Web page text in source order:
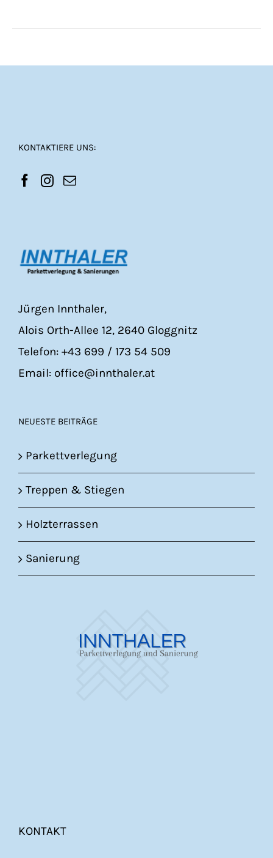
KONTAKTIERE UNS:
Jürgen Innthaler,
Alois Orth-Allee 12, 2640 Gloggnitz
Telefon: +43 699 / 173 54 509
Email: office@innthaler.at
NEUESTE BEITRÄGE
Parkettverlegung
Treppen & Stiegen
Holzterrassen
Sanierung
KONTAKT